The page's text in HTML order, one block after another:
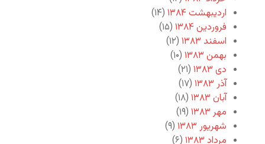
اردیبهشت ۱۳۸۴
(۱۴)
فروردین ۱۳۸۴
(۱۵)
اسفند ۱۳۸۳
(۱۲)
بهمن ۱۳۸۳
(۱۰)
دی ۱۳۸۳
(۲۱)
آذر ۱۳۸۳
(۱۷)
آبان ۱۳۸۳
(۱۸)
مهر ۱۳۸۳
(۱۹)
شهریور ۱۳۸۳
(۹)
مرداد ۱۳۸۳
(۶)